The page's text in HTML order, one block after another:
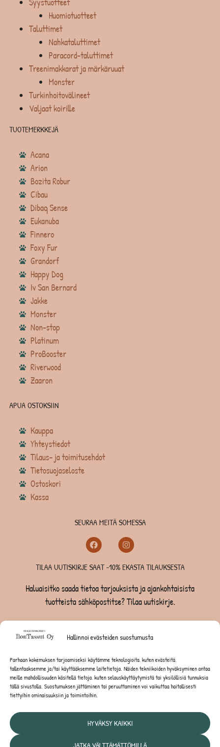
Hallinnoi evästeiden suostumusta
Parhaan kokemuksen tarjoamiseksi käytämme teknologioita, kuten evästeitä,
tallentaaksemme ja/tai käyttääksemme laitetietoja. Näiden tekniikoiden hyväksyminen antaa
meille mahdollisuuden käsitellä tietoja, kuten selauskäyttäytymistä tai yksilöllisiä tunnuksia
tällä sivustolla. Suostumuksen jättäminen tai peruuttaminen voi vaikuttaa haitallisesti
tiettyihin ominaisuuksiin ja toimintoihin.
HYVÄKSY KAIKKI
Huomiotuotteet
Taluttimet
Nahkataluttimet
Paracord-taluttimet
Treenimakkarat ja märkäruuat
Monster
Turkinhoitovälineet
Valjaat koirille
TUOTEMERKKEJÄ
Acana
Arion
Bozita Robur
Cibau
Dibaq Sense
Eukanuba
Finnero
Foxy Fur
Grandorf
Happy Dog
Iv San Bernard
Jakke
Monster
Non-stop
Platinum
ProBooster
Riverwood
Zaaron
APUA OSTOKSIIN
Kauppa
Yhteystiedot
Tilaus- ja toimitusehdot
Tietosuojaseloste
Ostoskori
Kassa
SEURAA MEITÄ SOMESSA
TILAA UUTISKIRJE SAAT -10% EKASTA TILAUKSESTA
Haluaisitko saada tietoa tarjouksista ja ajankohtaisista
tuotteista sähköpostitse? Tilaa uutiskirje.
TILAA UUTISKIRJE -SAAT -10% EKASTA TILAUKSESTA
KISSOILLE
JYRSIJÖILLE